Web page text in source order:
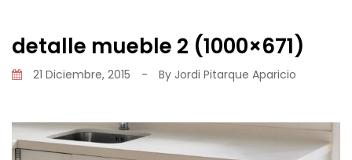
detalle mueble 2 (1000×671)
21 Diciembre, 2015 - By Jordi Pitarque Aparicio